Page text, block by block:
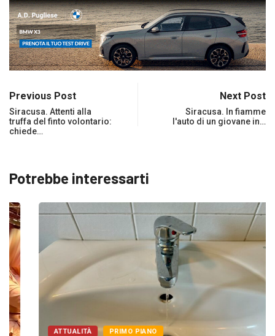
Previous Post
Siracusa. Attenti alla
truffa del finto volontario:
chiede…
Next Post
Siracusa. In fiamme
l'auto di un giovane in…
Potrebbe interessarti
ATTUALITÀ PRIMO PIANO